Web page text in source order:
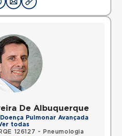
De Albuquerque
Doença Pulmonar Avançada
todas
RQE 126127 - Pneumologia